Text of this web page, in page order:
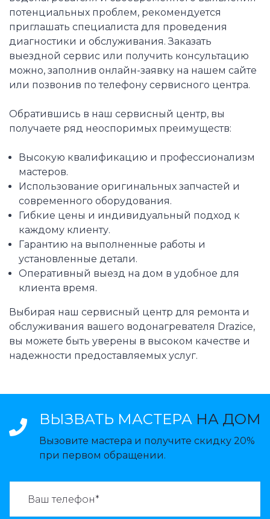
потенциальных проблем, рекомендуется
приглашать специалиста для проведения
диагностики и обслуживания. Заказать
выездной сервис или получить консультацию
можно, заполнив онлайн-заявку на нашем сайте
или позвонив по телефону сервисного центра.
Обратившись в наш сервисный центр, вы
получаете ряд неоспоримых преимуществ:
Высокую квалификацию и профессионализм
мастеров.
Использование оригинальных запчастей и
современного оборудования.
Гибкие цены и индивидуальный подход к
каждому клиенту.
Гарантию на выполненные работы и
установленные детали.
Оперативный выезд на дом в удобное для
клиента время.
Выбирая наш сервисный центр для ремонта и
обслуживания вашего водонагревателя Drazice,
вы можете быть уверены в высоком качестве и
надежности предоставляемых услуг.
ВЫЗВАТЬ МАСТЕРА НА ДОМ
Вызовите мастера и получите скидку 20%
при первом обращении.